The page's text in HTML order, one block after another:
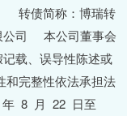
转债简称：博瑞转
司 本公司董事会
载、误导性陈述或
和完整性依法承担法
8 月 22 日至